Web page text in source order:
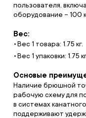
пользователя,
оборудование – 100
Вес:
Вес 1 товара: 1.75 кг.
Вес 1 упаковки: 1.75
Основые
Наличие брюшной
рабочую схему для
в системах
поддерживают